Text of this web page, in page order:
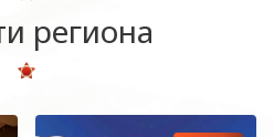
региона